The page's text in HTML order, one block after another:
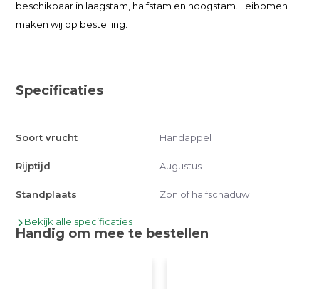
beschikbaar in laagstam, halfstam en hoogstam. Leibomen
maken wij op bestelling.
Specificaties
Soort vrucht Handappel
Rijptijd Augustus
Standplaats Zon of halfschaduw
Bekijk alle specificaties
Handig om mee te bestellen